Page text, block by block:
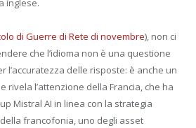
inglese.
di Guerre di Rete di novembre), non ci
che l’idioma non è una questione
l’accuratezza delle risposte: è anche un
rivela l’attenzione della Francia, che ha
Mistral AI in linea con la strategia
francofonia, uno degli asset